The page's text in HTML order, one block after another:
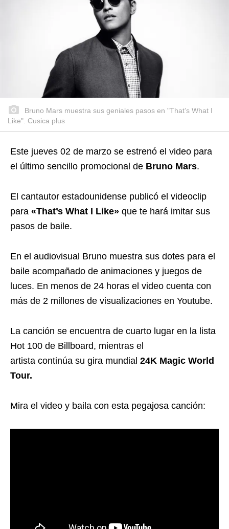
Bruno Mars muestra sus geniales pasos en "That’s What I
Like". Cusica plus
Este jueves 02 de marzo se estrenó el video para
el último sencillo promocional de Bruno Mars.
El cantautor estadounidense publicó el videoclip
para «That’s What I Like» que te hará imitar sus
pasos de baile.
En el audiovisual Bruno muestra sus dotes para el
baile acompañado de animaciones y juegos de
luces. En menos de 24 horas el video cuenta con
más de 2 millones de visualizaciones en Youtube.
La canción se encuentra de cuarto lugar en la lista
Hot 100 de Billboard, mientras el
artista continúa su gira mundial 24K Magic World
Tour.
Mira el video y baila con esta pegajosa canción: